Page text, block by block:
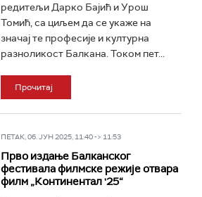
редитељи Дарко Бајић и Урош
Томић, са циљем да се укаже на
значај те професије и културна
разноликост Балкана. Током пет...
Прочитај
ПЕТАК, 06. ЈУН 2025, 11:40 -> 11:53
Прво издање Балканског
фестивала филмске режије отвара
филм „Континентал '25“